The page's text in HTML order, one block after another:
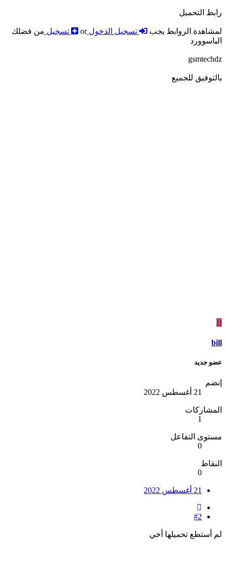
التحميل
الروابط يجب تسجيل الدخولor تسجيلمن فضلك
للجميع
جديد
التفاعل
21 أغسطس 2022
#2
تحميلها أخي